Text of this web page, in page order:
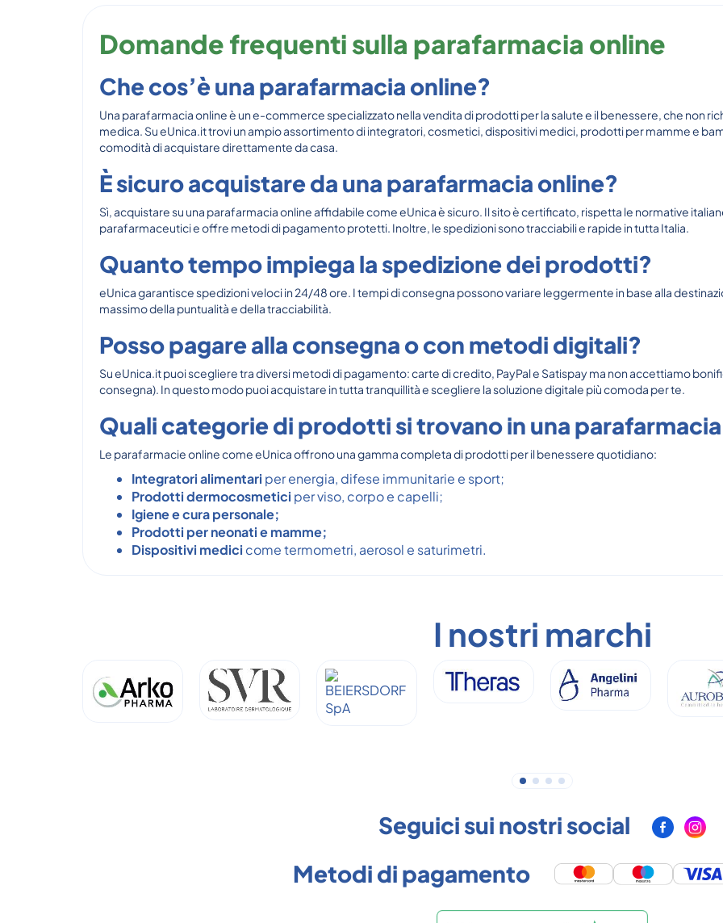
Domande frequenti sulla parafarmacia online
Che cos’è una parafarmacia online?
Una parafarmacia online è un e-commerce specializzato nella vendita di prodotti per la salute e il benessere, che non
medica. Su eUnica.it trovi un ampio assortimento di integratori, cosmetici, dispositivi medici, prodotti per mamme e
comodità di acquistare direttamente da casa.
È sicuro acquistare da una parafarmacia online?
Sì, acquistare su una parafarmacia online affidabile come eUnica è sicuro. Il sito è certificato, rispetta le normative
parafarmaceutici e offre metodi di pagamento protetti. Inoltre, le spedizioni sono tracciabili e rapide in tutta Italia.
Quanto tempo impiega la spedizione dei prodotti?
eUnica garantisce spedizioni veloci in 24/48 ore. I tempi di consegna possono variare leggermente in base alla
massimo della puntualità e della tracciabilità.
Posso pagare alla consegna o con metodi digitali?
Su eUnica.it puoi scegliere tra diversi metodi di pagamento: carte di credito, PayPal e Satispay ma non accettiamo
consegna). In questo modo puoi acquistare in tutta tranquillità e scegliere la soluzione digitale più comoda per te.
Quali categorie di prodotti si trovano in una
Le parafarmacie online come eUnica offrono una gamma completa di prodotti per il benessere quotidiano:
Integratori alimentari per energia, difese immunitarie e sport;
Prodotti dermocosmetici per viso, corpo e capelli;
Igiene e cura personale;
Prodotti per neonati e mamme;
Dispositivi medici come termometri, aerosol e saturimetri.
I nostri marchi
Seguici sui nostri social
Metodi di pagamento